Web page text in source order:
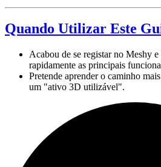
Quando Utilizar Este
Acabou de se registar no Meshy
rapidamente as principais
Pretende aprender o caminho
um "ativo 3D utilizável".